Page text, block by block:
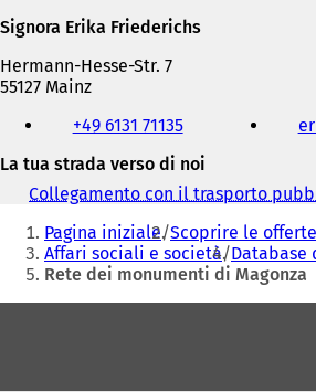
Signora Erika Friederichs
Hermann-Hesse-Str. 7
55127 Mainz
indirizzo
+49 6131 71135
La tua strada verso di noi
Collegamento con il trasporto
Siete
qui:
Pagina iniziale Scoprire le offerte
Affari sociali e società Database
Rete dei monumenti di Magonza